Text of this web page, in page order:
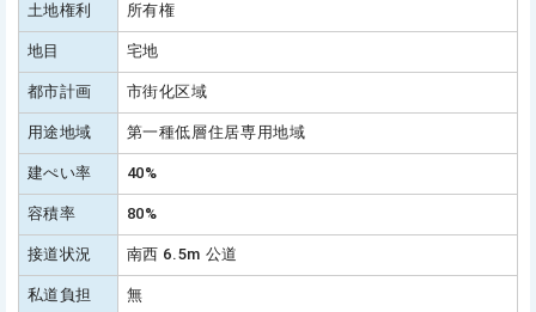
土地権利 所有権
地目 宅地
都市計画 市街化区域
用途地域 第一種低層住居専用地域
建ぺい率 40%
容積率 80%
接道状況 南西 6.5m 公道
私道負担 無